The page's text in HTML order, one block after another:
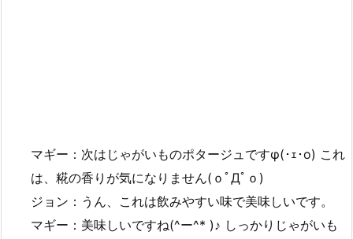
マギー：次はじゃがいものポタージュですφ(･ｪ･o) これ
は、糀の香りが気になりません(ｏﾟДﾟｏ)
ジョン：うん、これは飲みやすい味で美味しいです。
マギー：美味しいですね(^ー^* )♪ しっかりじゃがいも